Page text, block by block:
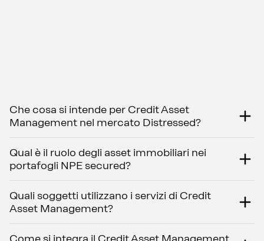
Che cosa si intende per Credit Asset
Management nel mercato Distressed?
Qual è il ruolo degli asset immobiliari nei
portafogli NPE secured?
Quali soggetti utilizzano i servizi di Credit
Asset Management?